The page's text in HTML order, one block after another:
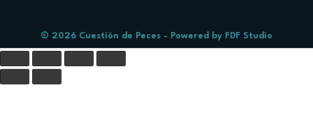
© 2026 Cuestión de Peces - Powered by FDF Studio